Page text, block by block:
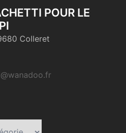
POUR LE
Colleret